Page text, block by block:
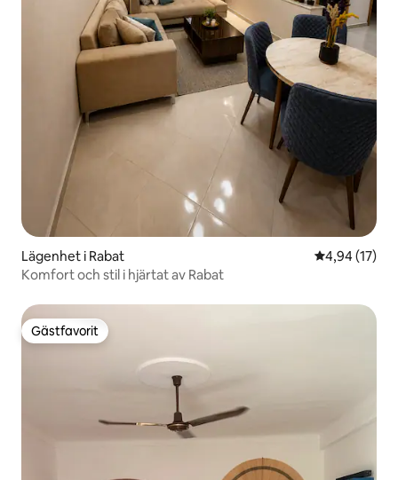
Lägenhet i Rabat 4,94 av 5 i
4,94 (17)
Komfort och stil i hjärtat av Rabat
Gästfavorit
Gästfavorit